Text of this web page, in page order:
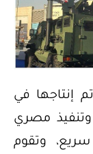
والتي تم إنتاجها في
مصري
سريع، وتقوم